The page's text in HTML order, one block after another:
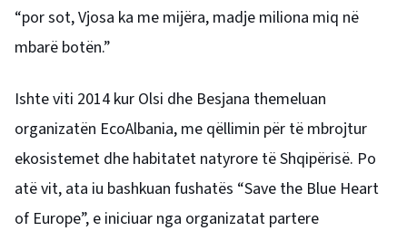
“por sot, Vjosa ka me mijëra, madje miliona miq në
mbarë botën.”
Ishte viti 2014 kur Olsi dhe Besjana themeluan
organizatën EcoAlbania, me qëllimin për të mbrojtur
ekosistemet dhe habitatet natyrore të Shqipërisë. Po
atë vit, ata iu bashkuan fushatës “Save the Blue Heart
of Europe”, e iniciuar nga organizatat partere